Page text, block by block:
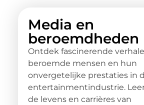
Media en
beroemdheden
Ontdek fascinerende
beroemde mensen en hun
onvergetelijke prestaties in
entertainmentindustrie.
de levens en carrières van